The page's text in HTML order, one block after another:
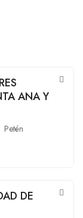
ANA Y
Petén
DE